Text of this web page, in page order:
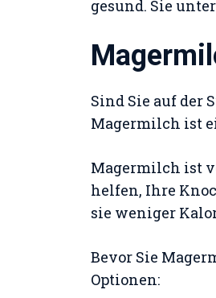
gesund. Sie
Sind Sie auf der
Magermilch ist
Magermilch ist
helfen, Ihre
sie weniger
Bevor Sie
Optionen: